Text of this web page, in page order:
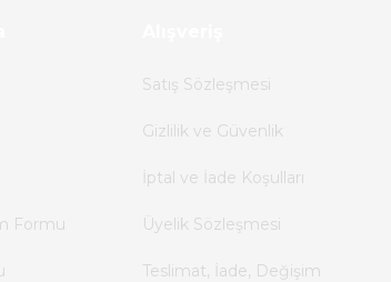
Formu
Satış Sözleşmesi
Gizlilik ve Güvenlik
İptal ve İade Koşulları
Üyelik Sözleşmesi
Teslimat, İade, Değişim